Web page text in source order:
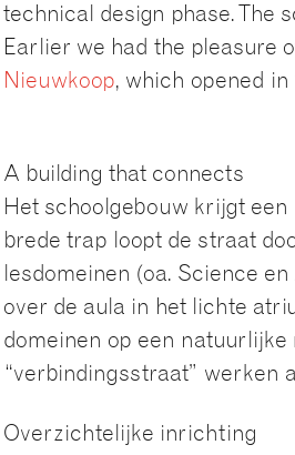
technical design phase. The
Earlier we had the pleasure
Nieuwkoop, which opened in
A building that connects
Het schoolgebouw krijgt een
brede trap loopt de straat
lesdomeinen (oa. Science
over de aula in het lichte
domeinen op een
“verbindingsstraat” werken
Overzichtelijke inrichting